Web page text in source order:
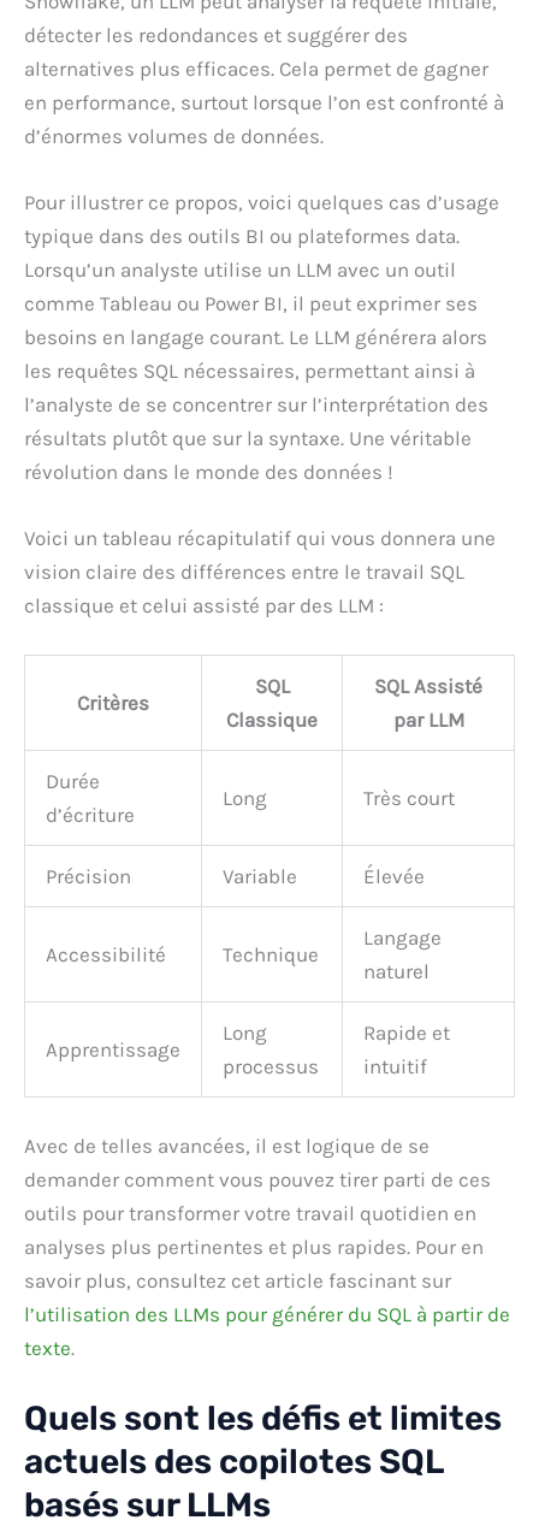
détecter les redondances et suggérer des
alternatives plus efficaces. Cela permet de gagner
en performance, surtout lorsque l’on est confronté à
d’énormes volumes de données.
Pour illustrer ce propos, voici quelques cas d’usage
typique dans des outils BI ou plateformes data.
Lorsqu’un analyste utilise un LLM avec un outil
comme Tableau ou Power BI, il peut exprimer ses
besoins en langage courant. Le LLM générera alors
les requêtes SQL nécessaires, permettant ainsi à
l’analyste de se concentrer sur l’interprétation des
résultats plutôt que sur la syntaxe. Une véritable
révolution dans le monde des données !
Voici un tableau récapitulatif qui vous donnera une
vision claire des différences entre le travail SQL
classique et celui assisté par des LLM :
Critères
SQL
Classique
SQL Assisté
par LLM
Durée
d’écriture
Long Très court
Précision Variable Élevée
Accessibilité Technique
Langage
naturel
Apprentissage
Long
processus
Rapide et
intuitif
Avec de telles avancées, il est logique de se
demander comment vous pouvez tirer parti de ces
outils pour transformer votre travail quotidien en
analyses plus pertinentes et plus rapides. Pour en
savoir plus, consultez cet article fascinant sur
l’utilisation des LLMs pour générer du SQL à partir de
texte.
Quels sont les défis et limites
actuels des copilotes SQL
basés sur LLMs